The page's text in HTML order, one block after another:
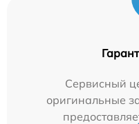
Сервисный
оригинальные